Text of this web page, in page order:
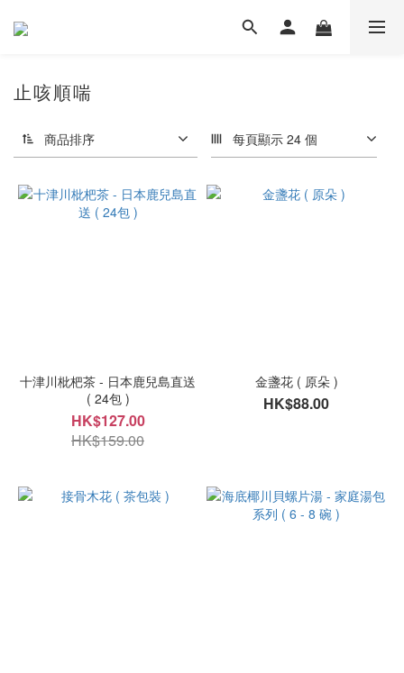
止咳順喘
商品排序 每頁顯示 24 個
十津川枇杷茶 - 日本鹿兒島直送
( 24包 )
HK$127.00
HK$159.00
金盞花 ( 原朵 )
HK$88.00